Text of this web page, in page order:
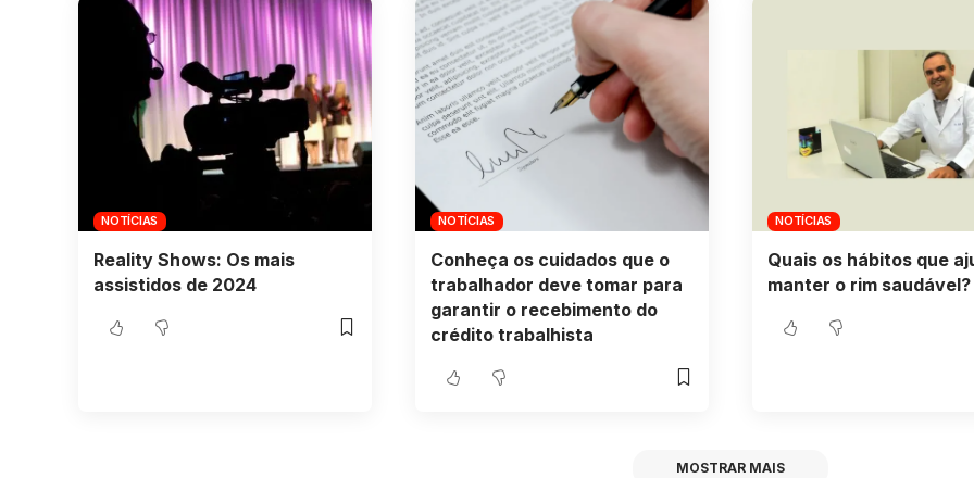
NOTÍCIAS
Reality Shows: Os mais
assistidos de 2024
NOTÍCIAS
Conheça os cuidados que o
trabalhador deve tomar para
garantir o recebimento do
crédito trabalhista
NOTÍCIAS
Quais os hábitos que
manter o rim saudável?
MOSTRAR MAIS